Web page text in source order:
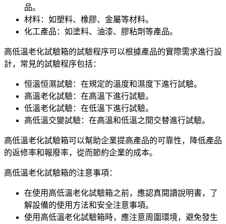
品。
材料：如塑料、橡膠、金屬等材料。
化工產品：如塗料、油漆、膠粘劑等產品。
高低溫老化試驗箱的試驗程序可以根據產品的實際需求進行設
計，常見的試驗程序包括：
恒溫恒濕試驗：在規定的溫度和濕度下進行試驗。
高溫老化試驗：在高溫下進行試驗。
低溫老化試驗：在低溫下進行試驗。
高低溫交變試驗：在高溫和低溫之間交替進行試驗。
高低溫老化試驗箱可以幫助企業提高產品的可靠性，降低產品
的返修率和報廢率，從而節約企業的成本。
高低溫老化試驗箱的注意事項：
在使用高低溫老化試驗箱之前，應認真閱讀說明書，了
解設備的使用方法和安全注意事項。
使用高低溫老化試驗箱時，應注意周圍環境，避免發生